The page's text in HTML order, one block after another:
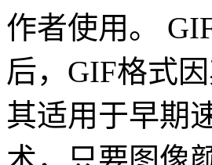
作者使用。
后，GIF格式
其适用于早期